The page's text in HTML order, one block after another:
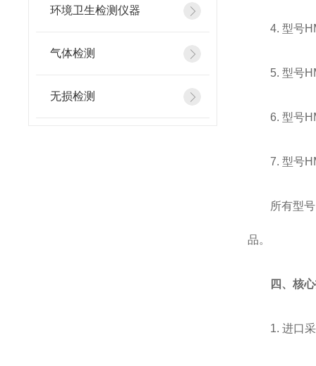
环境卫生检测仪器
气体检测
无损检测
4. 型号
5. 型号
6. 型号
7. 型号
所有型
品。
四、核
1. 进口